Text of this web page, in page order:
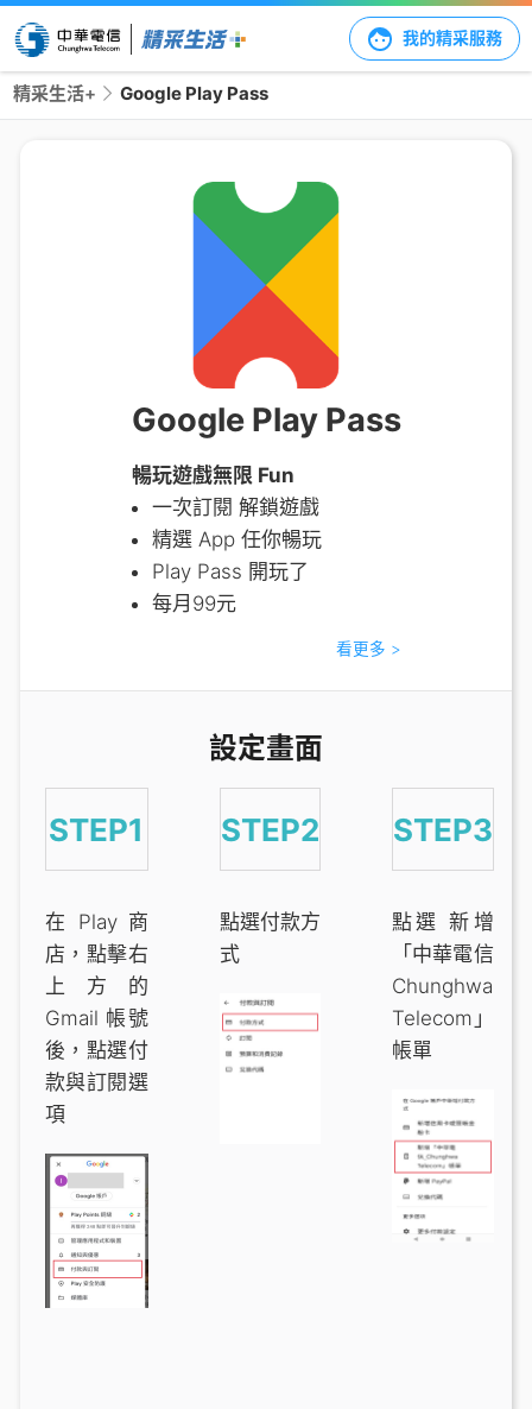
我的精采服務
精采生活+ Google Play Pass
Google Play Pass
暢玩遊戲無限 Fun
一次訂閱 解鎖遊戲
精選 App 任你暢玩
Play Pass 開玩了
每月99元
看更多 >
設定畫面
STEP1
在 Play 商
店，點擊右
上方的
Gmail 帳號
後，點選付
款與訂閱選
項
STEP2
點選付款方
式
STEP3
點選 新增
「中華電信
Chunghwa
Telecom」
帳單